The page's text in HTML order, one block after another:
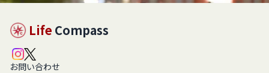
Life Compass
お問い合わせ